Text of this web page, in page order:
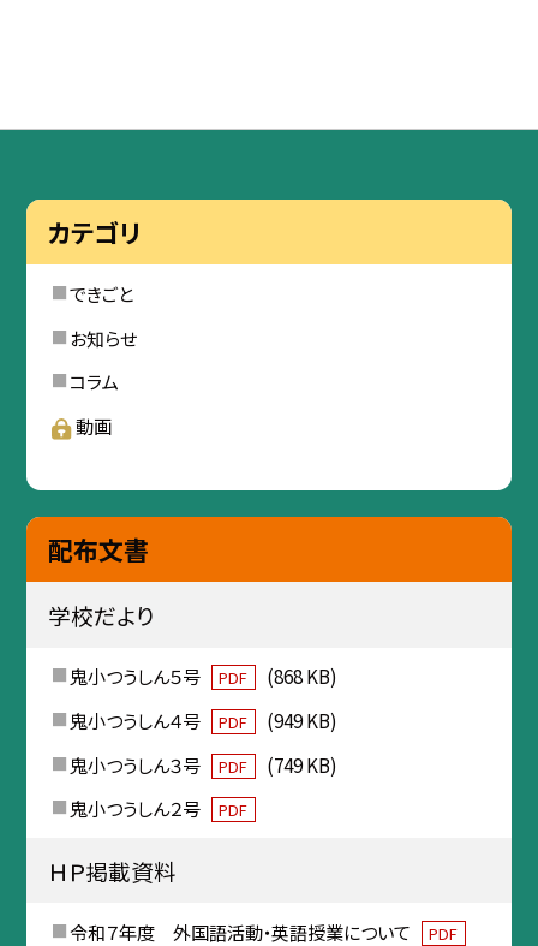
カテゴリ
できごと
お知らせ
コラム
動画
配布文書
学校だより
鬼小つうしん５号 PDF
(868 KB)
鬼小つうしん４号
PDF
(949 KB)
鬼小つうしん３号
PDF
(749 KB)
鬼小つうしん２号
PDF
ＨＰ掲載資料
令和７年度 外国語活動・英語授業について PDF